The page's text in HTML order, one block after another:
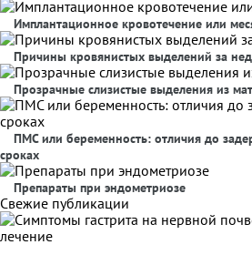
Имплантационное кровотечение или
Причины кровянистых выделений за
Прозрачные слизистые выделения из
ПМС или беременность: отличия до
сроках
Препараты при эндометриозе
Свежие публикации